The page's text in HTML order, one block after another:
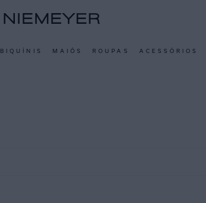
BIQUÍNIS MAIÔS ROUPAS ACESSÓRIOS